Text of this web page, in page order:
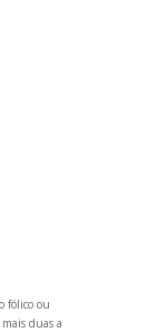
fólico ou
duas a